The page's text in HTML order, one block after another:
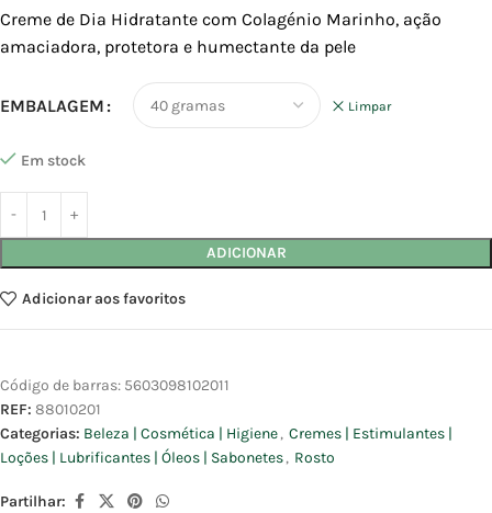
Creme de Dia Hidratante com Colagénio Marinho, ação
amaciadora, protetora e humectante da pele
EMBALAGEM Limpar
Em stock
ADICIONAR
Adicionar aos favoritos
Código de barras: 5603098102011
REF: 88010201
Categorias: Beleza | Cosmética | Higiene, Cremes | Estimulantes |
Loções | Lubrificantes | Óleos | Sabonetes, Rosto
Partilhar: